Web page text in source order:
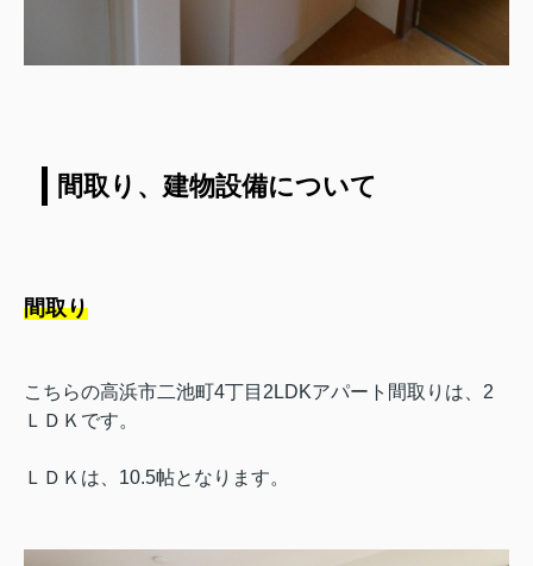
間取り、建物設備について
間取り
こちらの高浜市二池町4丁目2LDKアパート間取りは、2
ＬＤＫです。
ＬＤＫは、10.5帖となります。